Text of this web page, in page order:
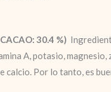
30.4 %)
A, potasio,
calcio. Por lo tanto, es